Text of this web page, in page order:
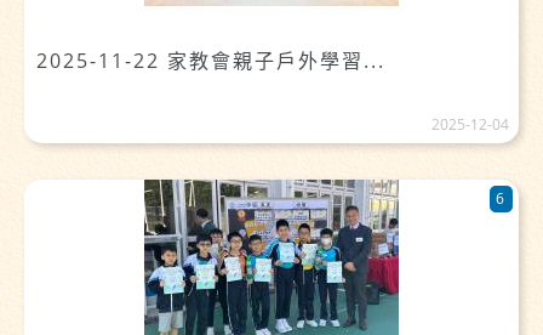
2025-11-22 家教會親子戶外學習...
2025-12-04
6